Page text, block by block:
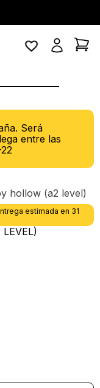
Será
entre las
hollow (a2 level)
estimada en 31